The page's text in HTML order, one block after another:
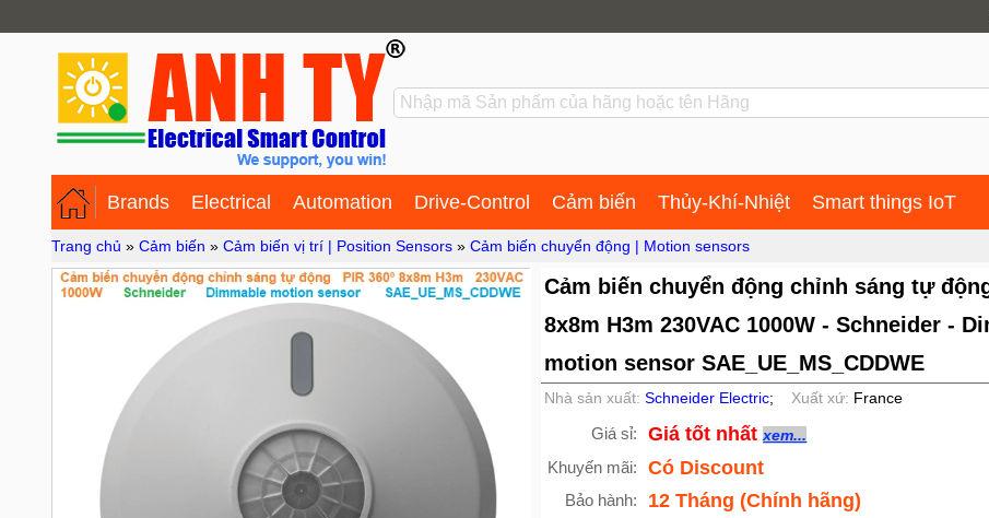
Brands Electrical Automation Drive-Control Cảm biến Thủy-Khí-Nhiệt Smart things IoT
Trang chủ » Cảm biến » Cảm biến vị trí | Position Sensors » Cảm biến chuyển động | Motion sensors
Cảm biến chuyển động chỉnh sáng tự
8x8m H3m 230VAC 1000W - Schneider -
motion sensor SAE_UE_MS_CDDWE
Nhà sản xuất: Schneider Electric; Xuất xứ: France
Giá sỉ: Giá tốt nhấtxem...
Khuyến mãi: Có Discount
Bảo hành: 12 Tháng (Chính hãng)